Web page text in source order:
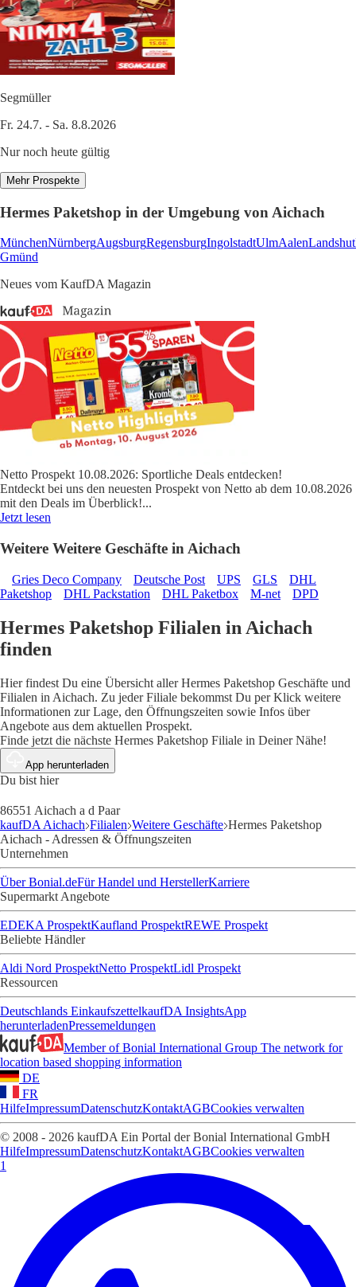
Segmüller
Fr. 24.7. - Sa. 8.8.2026
Nur noch heute gültig
Mehr Prospekte
Hermes Paketshop in der Umgebung von Aichach
MünchenNürnbergAugsburgRegensburgIngolstadtUlmAalenLandshut
Gmünd
Neues vom KaufDA Magazin
Netto Prospekt 10.08.2026: Sportliche Deals entdecken!
Entdeckt bei uns den neuesten Prospekt von Netto ab dem 10.08.2026
mit den Deals im Überblick!...
Jetzt lesen
Weitere Weitere Geschäfte in Aichach
Gries Deco Company Deutsche Post UPS GLS
DHL
Paketshop
DHL Packstation DHL Paketbox M-net DPD
Hermes Paketshop Filialen in Aichach
finden
Hier findest Du eine Übersicht aller Hermes Paketshop Geschäfte und
Filialen in Aichach. Zu jeder Filiale bekommst Du per Klick weitere
Informationen zur Lage, den Öffnungszeiten sowie Infos über
Angebote aus dem aktuellen Prospekt.
Finde jetzt die nächste Hermes Paketshop Filiale in Deiner Nähe!
App herunterladen
Du bist hier
86551 Aichach a d Paar
kaufDA Aichach Filialen Weitere Geschäfte Hermes Paketshop
Aichach - Adressen & Öffnungszeiten
Unternehmen
Über Bonial.deFür Handel und HerstellerKarriere
Supermarkt Angebote
EDEKA ProspektKaufland ProspektREWE Prospekt
Beliebte Händler
Aldi Nord ProspektNetto ProspektLidl Prospekt
Ressourcen
Deutschlands EinkaufszettelkaufDA InsightsApp
herunterladenPressemeldungen
Member of Bonial International Group The network for
location based shopping information
DE
FR
HilfeImpressumDatenschutzKontaktAGBCookies verwalten
© 2008 - 2026 kaufDA Ein Portal der Bonial International GmbH
HilfeImpressumDatenschutzKontaktAGBCookies verwalten
1